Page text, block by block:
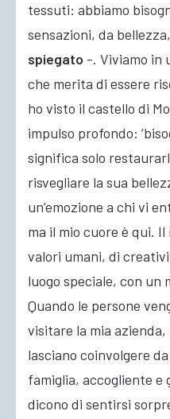
tessuti: abbiamo
sensazioni, da
spiegato -. Viviamo in
che merita di essere
ho visto il castello di
impulso profondo:
significa solo
risvegliare la sua
un’emozione a chi vi
ma il mio cuore è qui.
valori umani, di
luogo speciale, con un
Quando le persone
visitare la mia
lasciano coinvolgere
famiglia, accogliente e
dicono di sentirsi